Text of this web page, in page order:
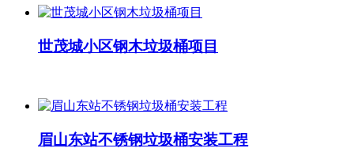
世茂城小区钢木垃圾桶项目
眉山东站不锈钢垃圾桶安装工程